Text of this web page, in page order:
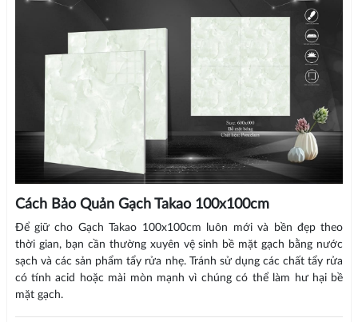
Cách Bảo Quản Gạch Takao 100x100cm
Để giữ cho Gạch Takao 100x100cm luôn mới và bền đẹp theo
thời gian, bạn cần thường xuyên vệ sinh bề mặt gạch bằng nước
sạch và các sản phẩm tẩy rửa nhẹ. Tránh sử dụng các chất tẩy rửa
có tính acid hoặc mài mòn mạnh vì chúng có thể làm hư hại bề
mặt gạch.